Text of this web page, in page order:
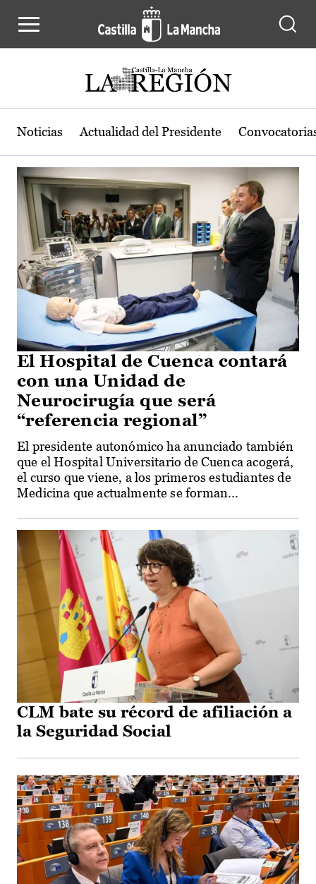
Actualidad de la región de Castilla-
Noticias Actualidad del Presidente
El Hospital de Cuenca contará
con una Unidad de
Neurocirugía que será
“referencia regional”
El presidente autonómico ha anunciado también
que el Hospital Universitario de Cuenca acogerá,
el curso que viene, a los primeros estudiantes de
Medicina que actualmente se forman...
CLM bate su récord de afiliación a
la Seguridad Social